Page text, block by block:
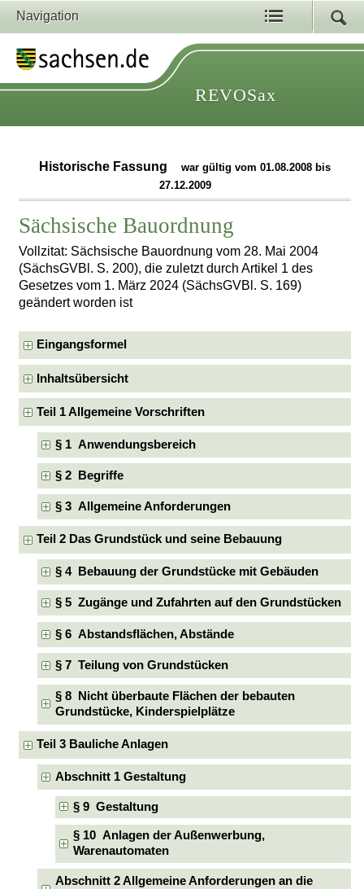
Navigation
REVOSax
Historische Fassung
war gültig vom 01.08.2008 bis
27.12.2009
Sächsische Bauordnung
Vollzitat: Sächsische Bauordnung vom 28. Mai 2004
(SächsGVBl. S. 200), die zuletzt durch Artikel 1 des
Gesetzes vom 1. März 2024 (SächsGVBl. S. 169)
geändert worden ist
Eingangsformel
Inhaltsübersicht
Teil 1 Allgemeine Vorschriften
§ 1 Anwendungsbereich
§ 2 Begriffe
§ 3 Allgemeine Anforderungen
Teil 2 Das Grundstück und seine Bebauung
§ 4 Bebauung der Grundstücke mit Gebäuden
§ 5 Zugänge und Zufahrten auf den Grundstücken
§ 6 Abstandsflächen, Abstände
§ 7 Teilung von Grundstücken
§ 8 Nicht überbaute Flächen der bebauten
Grundstücke, Kinderspielplätze
Teil 3 Bauliche Anlagen
Abschnitt 1 Gestaltung
§ 9 Gestaltung
§ 10 Anlagen der Außenwerbung,
Warenautomaten
Abschnitt 2 Allgemeine Anforderungen an die